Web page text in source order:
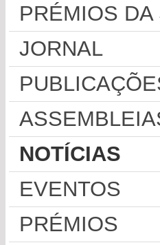
PRÉMIOS DA
JORNAL
NOTÍCIAS
EVENTOS
PRÉMIOS